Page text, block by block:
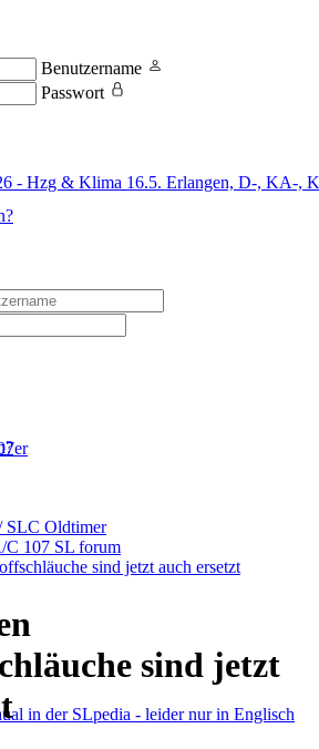
Hzg & Klima 16.5. Erlangen, D-, KA-, KE-
Benutzername
Passwort
SLC Oldtimer
C 107 SL forum
sind jetzt auch ersetzt
sind jetzt